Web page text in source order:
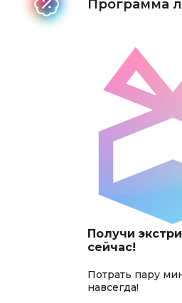
Программа
Получи
сейчас!
Потрать пару
навсегда!